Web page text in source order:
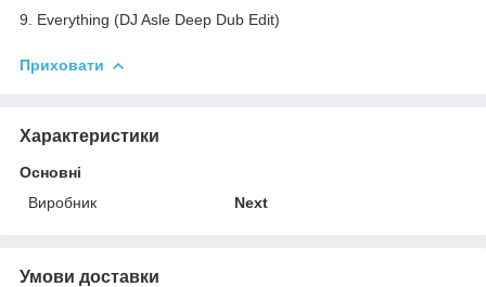
9. Everything (DJ Asle Deep Dub Edit)
Приховати
Характеристики
Основні
Виробник
Next
Умови доставки